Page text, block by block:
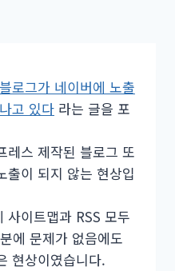
로그가 네이버에 노출
고 있다 라는 글을 포
레스 제작된 블로그 또
출이 되지 않는 현상입
사이트맵과 RSS 모두
에 문제가 없음에도
현상이였습니다.